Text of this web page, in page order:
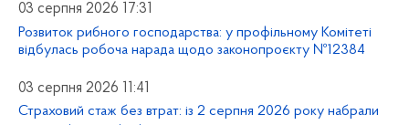
03 серпня 2026 17:31
Розвиток рибного господарства: у профільному Комітеті
відбулась робоча нарада щодо законопроєкту №12384
03 серпня 2026 11:41
Страховий стаж без втрат: із 2 серпня 2026 року набрали